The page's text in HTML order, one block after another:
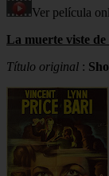
Ver película
La muerte viste
Título original :